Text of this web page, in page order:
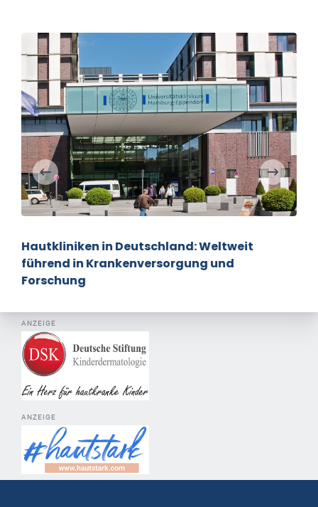
Ivarmacitinib
ANZEIGE
ANZEIGE